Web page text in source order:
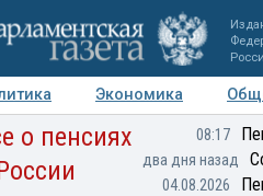
Экономика
Персоны Мнения
о пенсиях
08:17
два дня назад
04.08.2026